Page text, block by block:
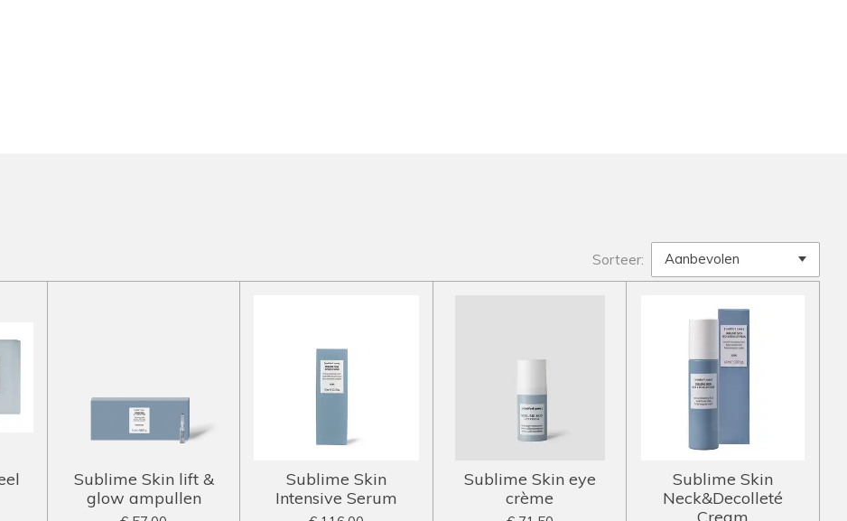
Sorteer:
Sublime Skin lift &
glow ampullen
Sublime Skin
Intensive Serum
Sublime Skin eye
crème
Sublime Skin
Neck&Decolleté
Cream